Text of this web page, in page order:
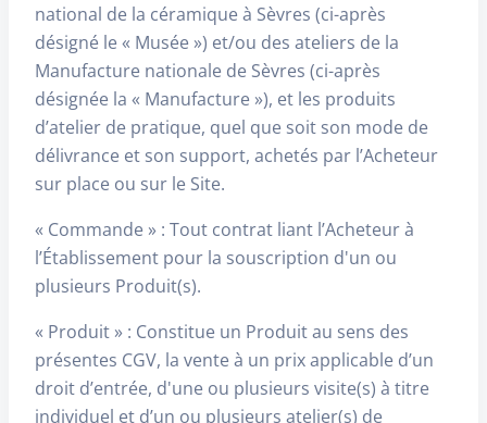
national de la céramique à Sèvres (ci-après
désigné le « Musée ») et/ou des ateliers de la
Manufacture nationale de Sèvres (ci-après
désignée la « Manufacture »), et les produits
d’atelier de pratique, quel que soit son mode de
délivrance et son support, achetés par l’Acheteur
sur place ou sur le Site.
« Commande » : Tout contrat liant l’Acheteur à
l’Établissement pour la souscription d'un ou
plusieurs Produit(s).
« Produit » : Constitue un Produit au sens des
présentes CGV, la vente à un prix applicable d’un
droit d’entrée, d'une ou plusieurs visite(s) à titre
individuel et d’un ou plusieurs atelier(s) de